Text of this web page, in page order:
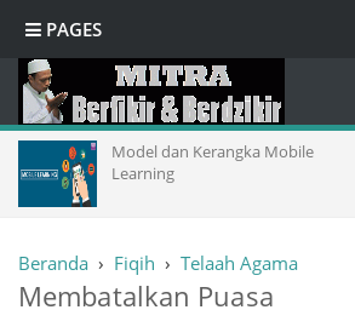
PAGES
Model dan Kerangka Mobile
Learning
Beranda › Fiqih › Telaah Agama
Membatalkan Puasa